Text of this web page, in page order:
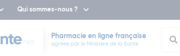
Qui sommes-nous ?
Pharmacie en ligne française
agréée par le Ministère de la Santé